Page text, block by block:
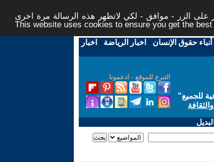
على الزر - موافق - لكي لاتظهر هذه الرسالة مرة اخرى -
This website uses cookies to ensure you get the
أنباء حقوق الإنسان - اخبار الرياضة - اخبار
التبرع للموقع - ادعمونا
للجميع"